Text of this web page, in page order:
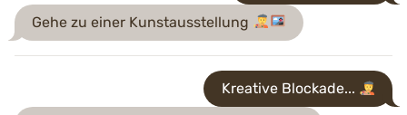
Gehe zu einer Kunstausstellung
Kreative Blockade...